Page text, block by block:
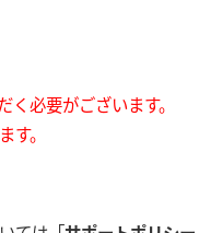
必要がございます。
す。